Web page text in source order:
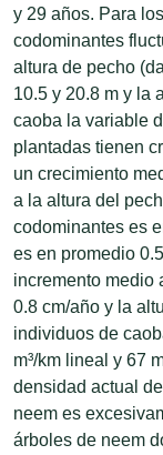
y 29 años. Para
codominantes
altura de pecho
10.5 y 20.8 m y la
caoba la variable
plantadas tienen
un crecimiento
a la altura del
codominantes es
es en promedio
incremento medio
0.8 cm/año y la
individuos de
m³/km lineal y 67
densidad actual
neem es
árboles de neem